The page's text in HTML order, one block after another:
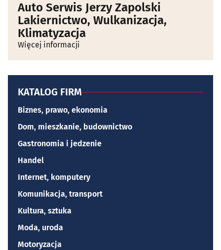
Auto Serwis Jerzy Zapolski
Lakiernictwo, Wulkanizacja,
Klimatyzacja
Więcej informacji
KATALOG FIRM
Biznes, prawo, ekonomia
Dom, mieszkanie, budownictwo
Gastronomia i jedzenie
Handel
Internet, komputery
Komunikacja, transport
Kultura, sztuka
Moda, uroda
Motoryzacja